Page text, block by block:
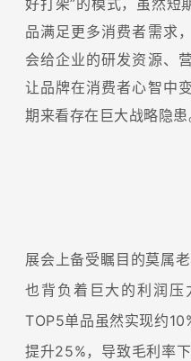
品满足更多消费者需求
会给企业的研发资源、
让品牌在消费者心智中
期来看存在巨大战略隐患
展会上备受瞩目的莫属
也背负着巨大的利润
TOP5单品虽然实现约
提升25%，导致毛利率